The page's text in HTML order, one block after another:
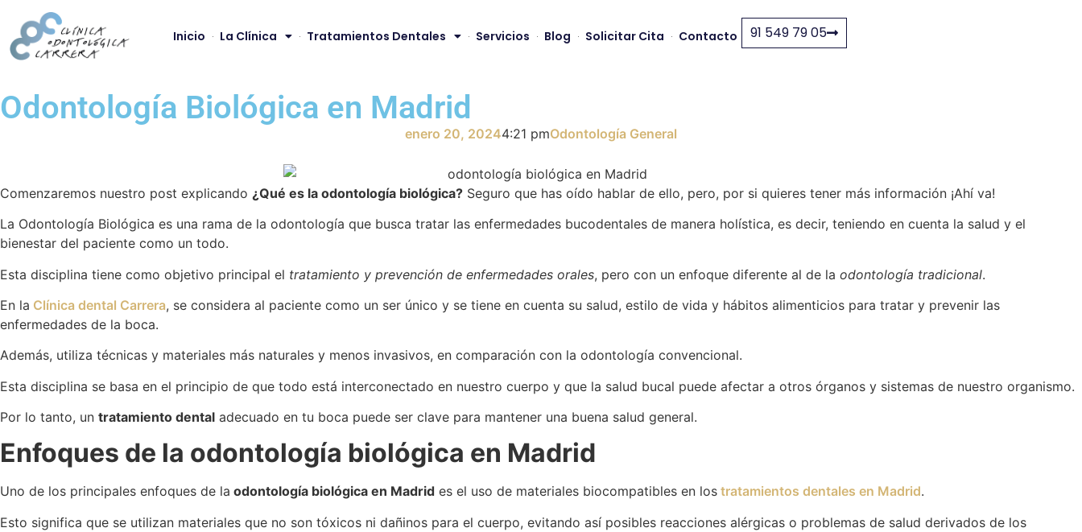
Inicio La Clínica Tratamientos Dentales Servicios Blog Solicitar Cita Contacto 91 549 79 05
Odontología Biológica en Madrid
enero 20, 20244:21 pmOdontología General
Comenzaremos nuestro post explicando ¿Qué es la odontología biológica? Seguro que has oído hablar de ello, pero, por si quieres tener más información ¡Ahí va!
La Odontología Biológica es una rama de la odontología que busca tratar las enfermedades bucodentales de manera holística, es decir, teniendo en cuenta la salud y el
bienestar del paciente como un todo.
Esta disciplina tiene como objetivo principal el tratamiento y prevención de enfermedades orales, pero con un enfoque diferente al de la odontología tradicional.
En la Clínica dental Carrera, se considera al paciente como un ser único y se tiene en cuenta su salud, estilo de vida y hábitos alimenticios para tratar y prevenir las
enfermedades de la boca.
Además, utiliza técnicas y materiales más naturales y menos invasivos, en comparación con la odontología convencional.
Esta disciplina se basa en el principio de que todo está interconectado en nuestro cuerpo y que la salud bucal puede afectar a otros órganos y sistemas de nuestro organismo.
Por lo tanto, un tratamiento dental adecuado en tu boca puede ser clave para mantener una buena salud general.
Enfoques de la odontología biológica en Madrid
Uno de los principales enfoques de la odontología biológica en Madrid es el uso de materiales biocompatibles en los tratamientos dentales en Madrid.
Esto significa que se utilizan materiales que no son tóxicos ni dañinos para el cuerpo, evitando así posibles reacciones alérgicas o problemas de salud derivados de los